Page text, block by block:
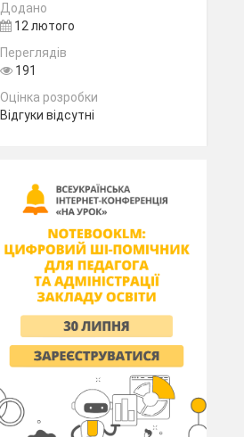
Додано
12 лютого
Переглядів
191
Оцінка розробки
Відгуки відсутні